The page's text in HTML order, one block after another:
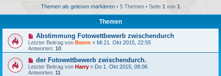
Themen als gelesen markieren • 5 Themen • Seite 1 von 1
Themen
Abstimmung Fotowettbewerb zwischendurch
Letzter Beitrag von Beorn « Mi 21. Okt 2015, 22:55
Antworten: 10
der Fotowettbewerb zwischendurch.
Letzter Beitrag von Harry « Do 1. Okt 2015, 08:06
Antworten: 11